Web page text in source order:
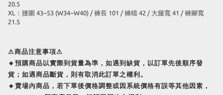
20.5
XL：腰圍 43~53 (W34~W40) / 褲長 101 / 褲檔 42 / 大腿寬 41 / 褲腳寬
21.5
⚠商品注意事項⚠
🔸預購商品以實際到貨量為準，如遇到缺貨，以訂單先後順序發
貨；如遇商品斷貨，則有取消此訂單之權利。
🔸賣場內商品，若下單後價格調整或因系統價格有誤等其他因素，